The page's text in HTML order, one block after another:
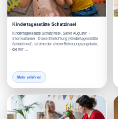
Kindertagesstätte Schatzinsel
Kindertagesstätte Schatzinsel, Sankt Augustin -
Informationen Diese Einrichtung (Kindertagesstätte
Schatzinsel) ist eine der vielen Betreuungsangebote,
die wir …
Mehr erfahren